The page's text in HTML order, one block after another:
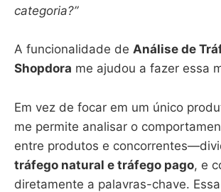
categoria?”
A funcionalidade de Análise de
Shopdora me ajudou a fazer essa
Em vez de focar em um único
me permite analisar o
entre produtos e
tráfego natural e tráfego pago, e
diretamente a palavras-chave.